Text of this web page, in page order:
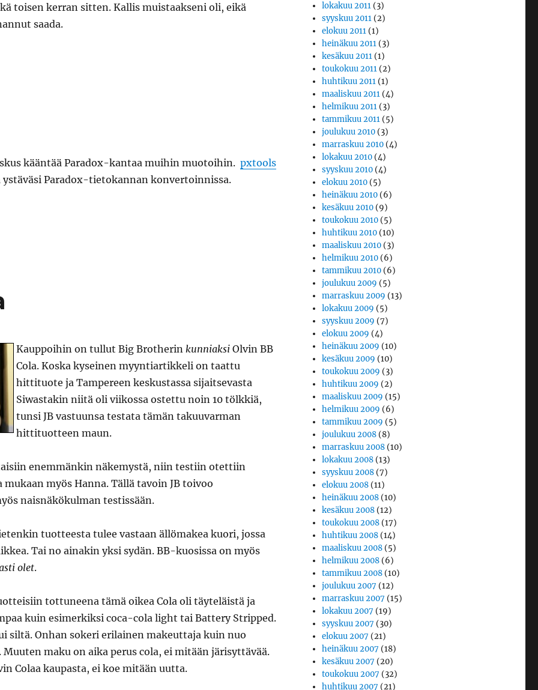
toisen kerran sitten. Kallis muistaakseni oli, eikä
saada.
kääntää Paradox-kantaa muihin muotoihin. pxtools
Paradox-tietokannan konvertoinnissa.
Kauppoihin on tullut Big Brotherin kunniaksiOlvin BB
Cola. Koska kyseinen myyntiartikkeli on taattu
hittituote ja Tampereen keskustassa sijaitsevasta
Siwastakin niitä oli viikossa ostettu noin 10 tölkkiä,
tunsi JB vastuunsa testata tämän takuuvarman
hittituotteen maun.
enemmänkin näkemystä, niin testiin otettiin
myös Hanna. Tällä tavoin JB toivoo
naisnäkökulman testissään.
tuotteesta tulee vastaan ällömakea kuori, jossa
Tai no ainakin yksi sydän. BB-kuosissa on myös
olet.
tottuneena tämä oikea Cola oli täyteläistä ja
kuin esimerkiksi coca-cola light tai Battery Stripped.
siltä. Onhan sokeri erilainen makeuttaja kuin nuo
maku on aika perus cola, ei mitään järisyttävää.
Colaa kaupasta, ei koe mitään uutta.
lokakuu 2011 (3)
syyskuu 2011 (2)
elokuu 2011 (1)
heinäkuu 2011 (3)
kesäkuu 2011 (1)
toukokuu 2011 (2)
huhtikuu 2011 (1)
maaliskuu 2011 (4)
helmikuu 2011 (3)
tammikuu 2011 (5)
joulukuu 2010 (3)
marraskuu 2010 (4)
lokakuu 2010 (4)
syyskuu 2010 (4)
elokuu 2010 (5)
heinäkuu 2010 (6)
kesäkuu 2010 (9)
toukokuu 2010 (5)
huhtikuu 2010 (10)
maaliskuu 2010 (3)
helmikuu 2010 (6)
tammikuu 2010 (6)
joulukuu 2009 (5)
marraskuu 2009 (13)
lokakuu 2009 (5)
syyskuu 2009 (7)
elokuu 2009 (4)
heinäkuu 2009 (10)
kesäkuu 2009 (10)
toukokuu 2009 (3)
huhtikuu 2009 (2)
maaliskuu 2009 (15)
helmikuu 2009 (6)
tammikuu 2009 (5)
joulukuu 2008 (8)
marraskuu 2008 (10)
lokakuu 2008 (13)
syyskuu 2008 (7)
elokuu 2008 (11)
heinäkuu 2008 (10)
kesäkuu 2008 (12)
toukokuu 2008 (17)
huhtikuu 2008 (14)
maaliskuu 2008 (5)
helmikuu 2008 (6)
tammikuu 2008 (10)
joulukuu 2007 (12)
marraskuu 2007 (15)
lokakuu 2007 (19)
syyskuu 2007 (30)
elokuu 2007 (21)
heinäkuu 2007 (18)
kesäkuu 2007 (20)
toukokuu 2007 (32)
huhtikuu 2007 (21)